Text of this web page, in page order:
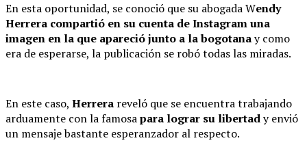
En esta oportunidad, se conoció que su abogada Wendy
Herrera compartió en su cuenta de Instagram una
imagen en la que apareció junto a la bogotanay como
era de esperarse, la publicación se robó todas las miradas.
En este caso, Herrera reveló que se encuentra trabajando
arduamente con la famosapara lograr su libertady envió
un mensaje bastante esperanzador al respecto.